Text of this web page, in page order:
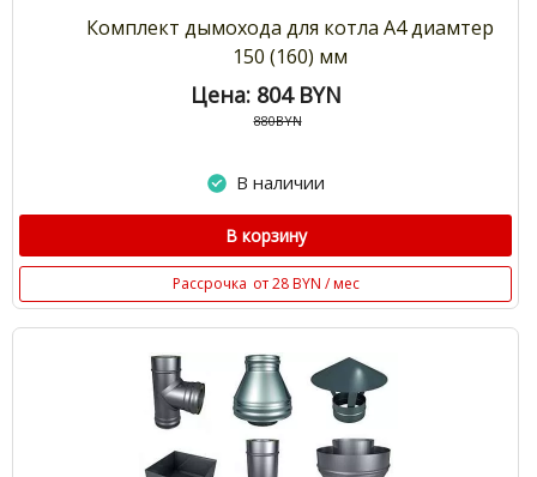
Комплект дымохода для котла А4 диамтер
150 (160) мм
Цена: 804 BYN
880BYN
В наличии
В корзину
Рассрочка от 28 BYN / мес